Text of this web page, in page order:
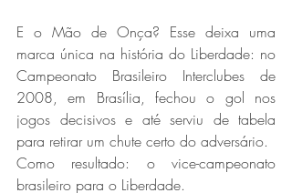
E o Mão de Onça? Esse deixa uma
marca única na história do Liberdade: no
Campeonato Brasileiro Interclubes de
2008, em Brasília, fechou o gol nos
jogos decisivos e até serviu de tabela
para retirar um chute certo do adversário.
Como resultado: o vice-campeonato
brasileiro para o Liberdade.